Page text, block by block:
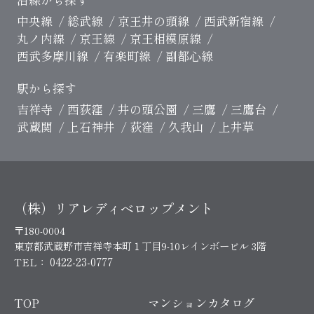
中央線
総武線 京王井の頭線
西武新宿線
丸ノ内線
京王線
京王相模原線
西武多摩川線
有楽町線
副都心線
駅から探す
吉祥寺
西荻窪 井の頭公園 三鷹
三鷹台
武蔵関
上石神井 荻窪 久我山 上井草
（株）リアレディベロップメント
〒180-0004
東京都武蔵野市吉祥寺本町１丁目9-10レインボービル 3階
TEL： 0422-23-0777
TOP
マンションカタログ